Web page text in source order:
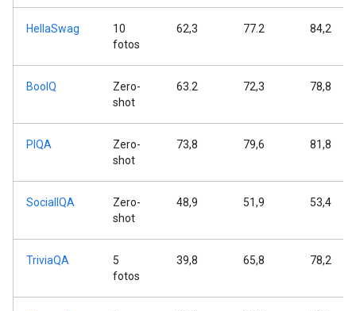
HellaSwag
10
fotos
62,3 77.2 84,2
BoolQ
Zero-
shot
63.2 72,3 78,8
PIQA
Zero-
shot
73,8 79,6 81,8
SocialIQA
Zero-
shot
48,9 51,9 53,4
TriviaQA
5
fotos
39,8 65,8 78,2